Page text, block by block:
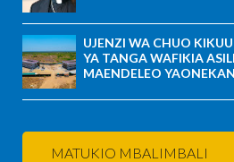
UJENZI WA CHUO
YA TANGA WAFIKIA
MAENDELEO
MATUKIO MBALIMBALI